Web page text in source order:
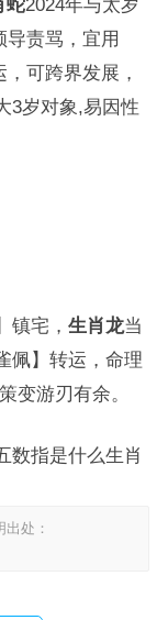
蛇2024年与太岁
导责骂，宜用
，可跨界发展，
3岁对象,易因性
镇宅， 生肖龙当
佩】转运，命理
变游刃有余。
数指是什么生肖
处：